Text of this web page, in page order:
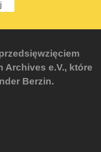
Archives e.V., które
Berzin.